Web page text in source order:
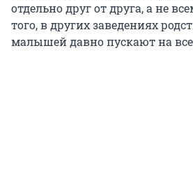
отдельно друг от друга, а не
того, в других заведениях
малышей давно пускают на